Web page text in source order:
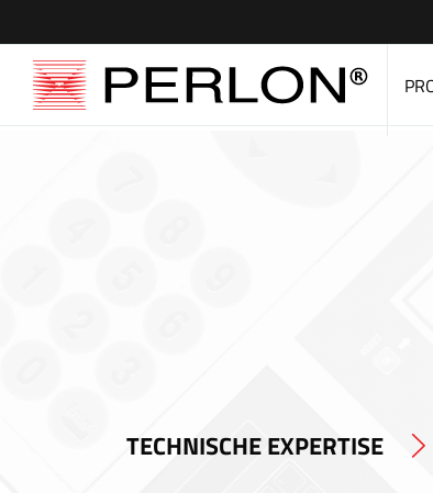
TECHNISCHE EXPERTISE